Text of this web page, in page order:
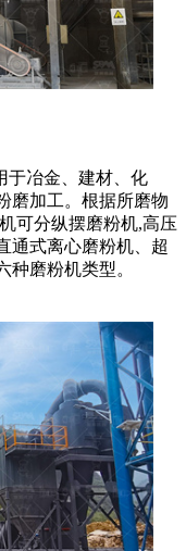
于冶金、建材、化
磨加工。根据所磨物
可分纵摆磨粉机,高压
通式离心磨粉机、超
种磨粉机类型。